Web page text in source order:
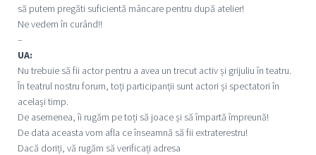
să putem pregăti suficientă mâncare pentru după atelier!
Ne vedem în curând!!
–
UA:
Nu trebuie să fii actor pentru a avea un trecut activ și grijuliu în teatru.
În teatrul nostru forum, toți participanții sunt actori și spectatori în
același timp.
De asemenea, îi rugăm pe toți să joace și să împartă împreună!
De data aceasta vom afla ce înseamnă să fii extraterestru!
Dacă doriți, vă rugăm să verificați adresa